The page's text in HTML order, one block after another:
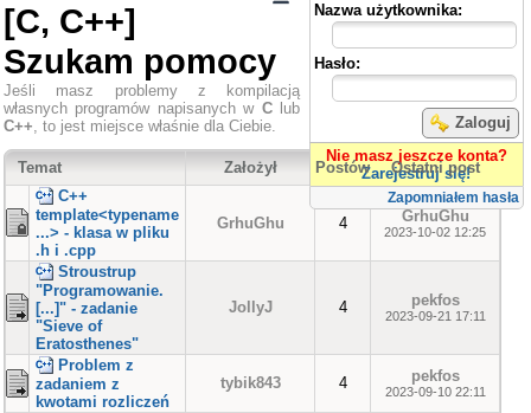
Nazwa użytkownika:
Hasło:
Zaloguj
Nie masz jeszcze konta?
Zarejestruj się!
Zapomniałem hasła
[C, C++]
Szukam pomocy
Jeśli masz problemy z kompilacją
własnych programów napisanych w Club
C++, to jest miejsce właśnie dla Ciebie.
Temat Założył Postów
Ostatni post
C++
template<typename
...> - klasa w pliku
.h i .cpp
GrhuGhu 4 GrhuGhu
2023-10-02 12:25
Stroustrup
"Programowanie.
[...]" - zadanie
"Sieve of
Eratosthenes"
JollyJ 4 pekfos
2023-09-21 17:11
Problem z
zadaniem z
kwotami rozliczeń
tybik843 4 pekfos
2023-09-10 22:11